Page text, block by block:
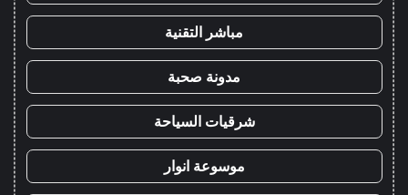
مباشر التقنية
مدونة صحبة
شرقيات السياحة
موسوعة انوار